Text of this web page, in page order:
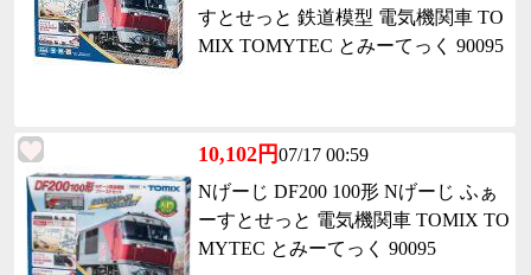
すとせっと 鉄道模型 電気機関車 TO
MIX TOMYTEC とみーてっく 90095
10,102円07/17 00:59
Nげーじ DF200 100形 Nげーじ ふぁ
ーすとせっと 電気機関車 TOMIX TO
MYTEC とみーてっく 90095